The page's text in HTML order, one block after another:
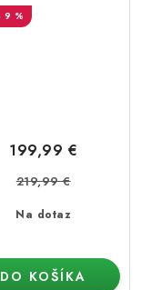
9 %
Na dotaz
199,99 €
219,99 €
DO KOŠÍKA